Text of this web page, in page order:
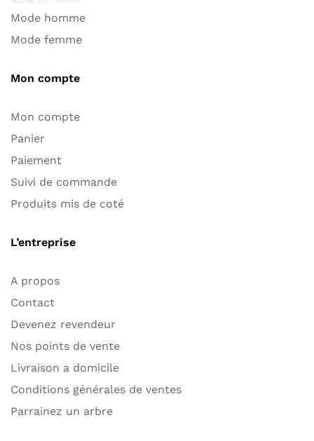
Mode homme
Mode femme
Mon compte
Mon compte
Panier
Paiement
Suivi de commande
Produits mis de coté
L’entreprise
A propos
Contact
Devenez revendeur
Nos points de vente
Livraison a domicile
Conditions générales de ventes
Parrainez un arbre